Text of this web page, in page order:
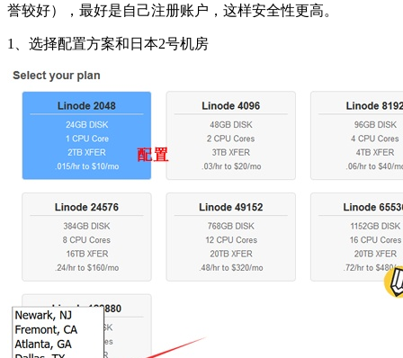
誉较好），最好是自己注册账户，这样安全性更高。
1、选择配置方案和日本2号机房